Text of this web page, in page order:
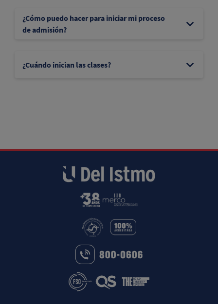
¿Cómo puedo hacer para iniciar mi proceso
de admisión?
¿Cuándo inician las clases?